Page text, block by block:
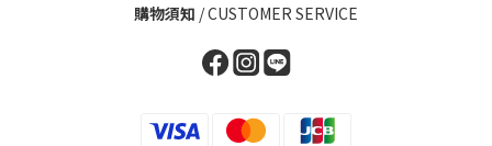
購物須知 /CUSTOMER SERVICE